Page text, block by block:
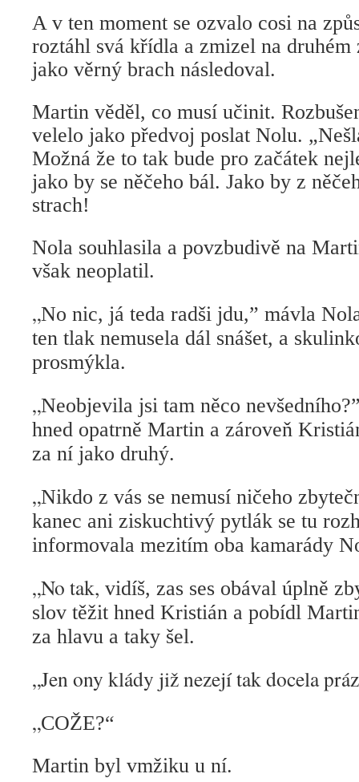
A v ten moment se ozvalo cosi na
roztáhl svá křídla a zmizel na
jako věrný brach následoval.
Martin věděl, co musí učinit.
velelo jako předvoj poslat Nolu.
Možná že to tak bude pro začátek
jako by se něčeho bál. Jako by z
strach!
Nola souhlasila a povzbudivě na
však neoplatil.
„No nic, já teda radši jdu,” mávla
ten tlak nemusela dál snášet, a
prosmýkla.
„Neobjevila jsi tam něco
hned opatrně Martin a zároveň
za ní jako druhý.
„Nikdo z vás se nemusí ničeho
kanec ani ziskuchtivý pytlák se tu
informovala mezitím oba kamarády
„No tak, vidíš, zas ses obával úplně
slov těžit hned Kristián a pobídl
za hlavu a taky šel.
„Jen ony klády již nezejí tak docela
„COŽE?“
Martin byl vmžiku u ní.